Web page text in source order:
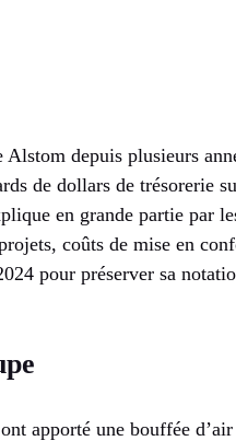
depuis plusieurs
de dollars de trésorerie
en grande partie par
coûts de mise en
pour préserver sa
apporté une bouffée